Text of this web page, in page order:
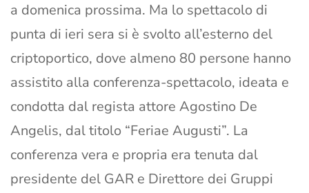
a domenica prossima. Ma lo spettacolo di
punta di ieri sera si è svolto all’esterno del
criptoportico, dove almeno 80 persone hanno
assistito alla conferenza-spettacolo, ideata e
condotta dal regista attore Agostino De
Angelis, dal titolo “Feriae Augusti”. La
conferenza vera e propria era tenuta dal
presidente del GAR e Direttore dei Gruppi